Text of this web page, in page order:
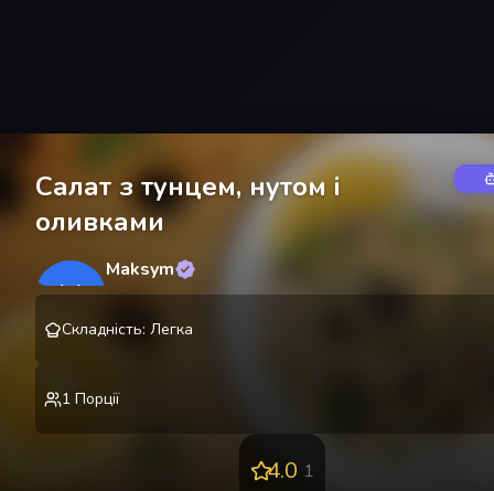
Салат з тунцем, нутом і
оливками
M
Maksym
Складність: Легка
1 Порції
4.0 1